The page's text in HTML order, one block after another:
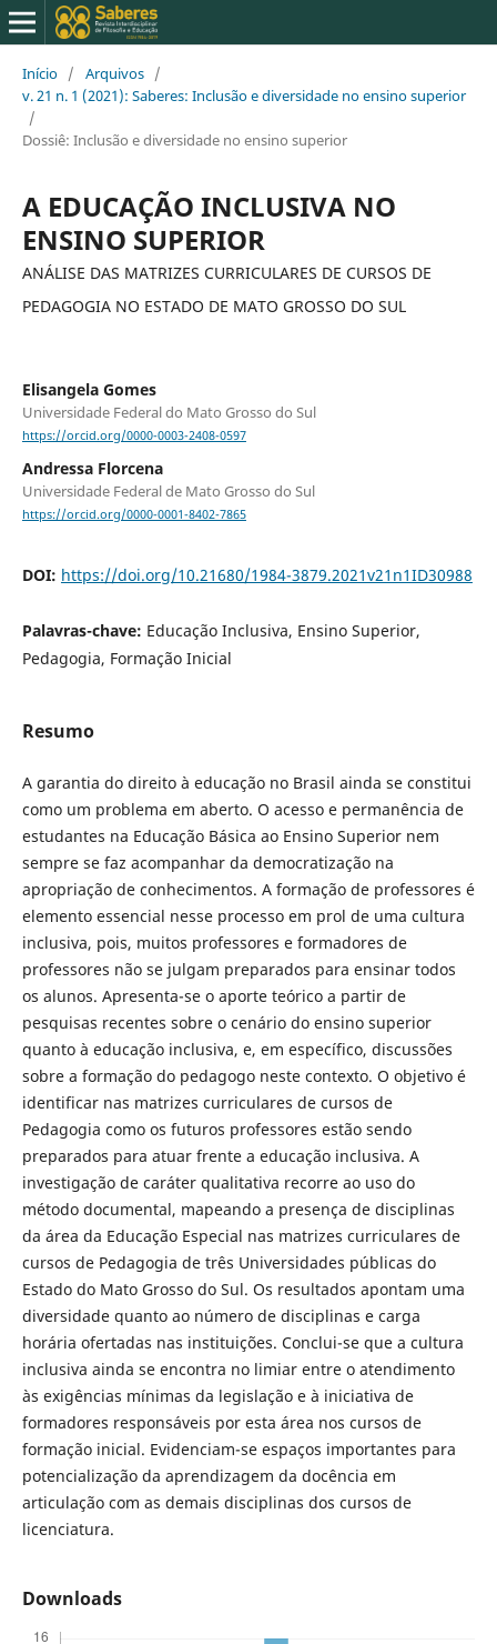
Início / Arquivos /
v. 21 n. 1 (2021): Saberes: Inclusão e diversidade no ensino superior
/
Dossiê: Inclusão e diversidade no ensino superior
A EDUCAÇÃO INCLUSIVA NO
ENSINO SUPERIOR
ANÁLISE DAS MATRIZES CURRICULARES DE CURSOS DE
PEDAGOGIA NO ESTADO DE MATO GROSSO DO SUL
Elisangela Gomes
Universidade Federal do Mato Grosso do Sul
https://orcid.org/0000-0003-2408-0597
Andressa Florcena
Universidade Federal de Mato Grosso do Sul
https://orcid.org/0000-0001-8402-7865
DOI: https://doi.org/10.21680/1984-3879.2021v21n1ID30988
Palavras-chave: Educação Inclusiva, Ensino Superior,
Pedagogia, Formação Inicial
Resumo
A garantia do direito à educação no Brasil ainda se constitui
como um problema em aberto. O acesso e permanência de
estudantes na Educação Básica ao Ensino Superior nem
sempre se faz acompanhar da democratização na
apropriação de conhecimentos. A formação de professores é
elemento essencial nesse processo em prol de uma cultura
inclusiva, pois, muitos professores e formadores de
professores não se julgam preparados para ensinar todos
os alunos. Apresenta-se o aporte teórico a partir de
pesquisas recentes sobre o cenário do ensino superior
quanto à educação inclusiva, e, em específico, discussões
sobre a formação do pedagogo neste contexto. O objetivo é
identificar nas matrizes curriculares de cursos de
Pedagogia como os futuros professores estão sendo
preparados para atuar frente a educação inclusiva. A
investigação de caráter qualitativa recorre ao uso do
método documental, mapeando a presença de disciplinas
da área da Educação Especial nas matrizes curriculares de
cursos de Pedagogia de três Universidades públicas do
Estado do Mato Grosso do Sul. Os resultados apontam uma
diversidade quanto ao número de disciplinas e carga
horária ofertadas nas instituições. Conclui-se que a cultura
inclusiva ainda se encontra no limiar entre o atendimento
às exigências mínimas da legislação e à iniciativa de
formadores responsáveis por esta área nos cursos de
formação inicial. Evidenciam-se espaços importantes para
potencialização da aprendizagem da docência em
articulação com as demais disciplinas dos cursos de
licenciatura.
Downloads